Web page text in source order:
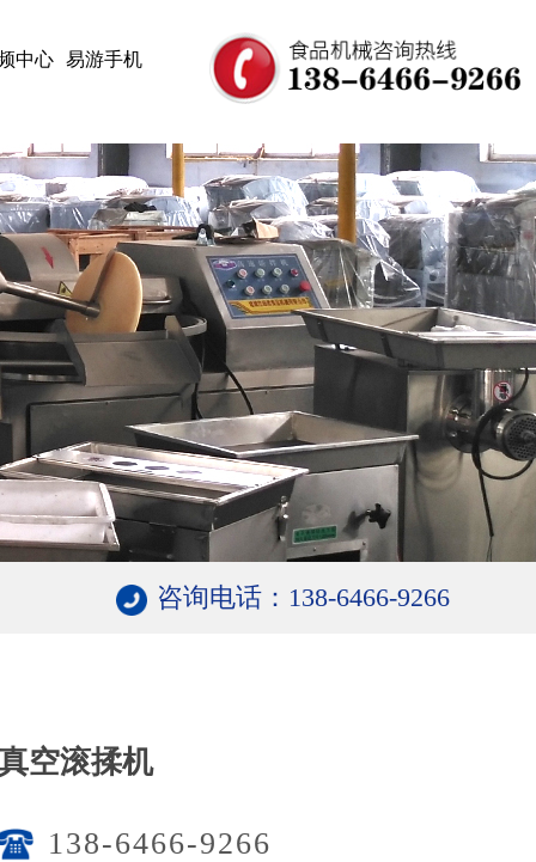
中心 易游手机
入口官网_
易游(中
咨询电话：138-6466-​9266
空滚揉机
138-6466-​9266